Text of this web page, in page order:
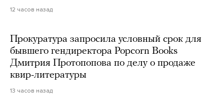
12 часов назад
Прокуратура запросила условный срок для
бывшего гендиректора Popcorn Books
Дмитрия Протопопова по делу о продаже
квир-литературы
13 часов назад